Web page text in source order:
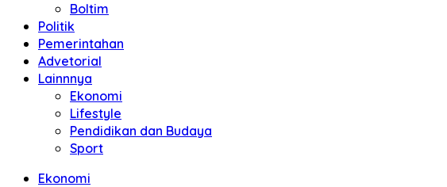
Boltim
Politik
Pemerintahan
Advetorial
Lainnnya
Ekonomi
Lifestyle
Pendidikan dan Budaya
Sport
Ekonomi